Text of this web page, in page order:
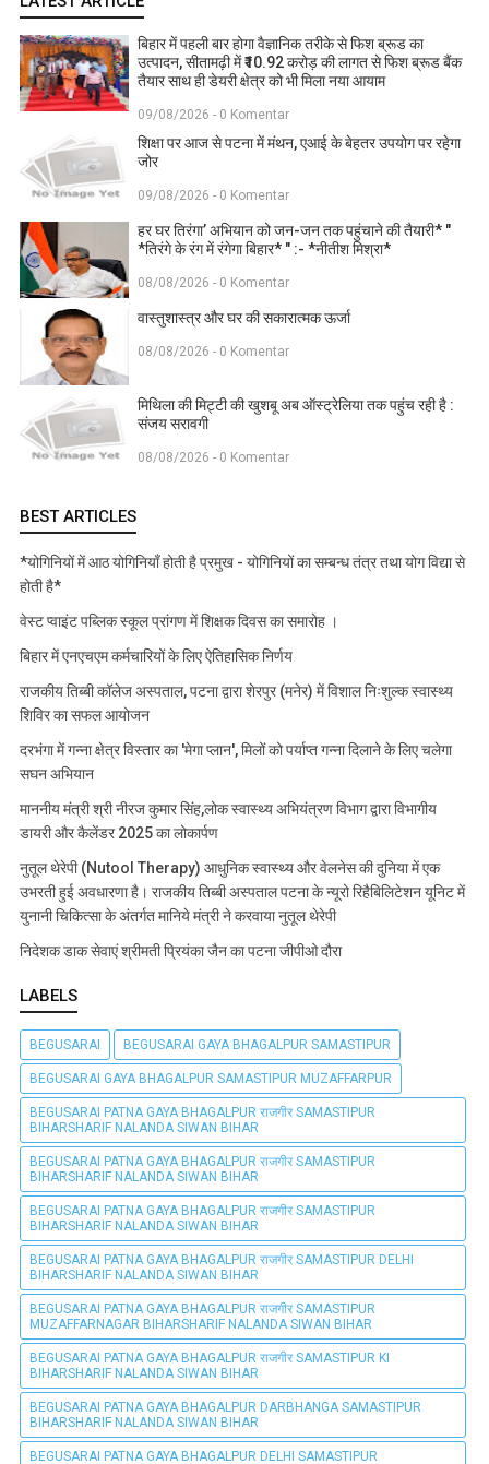
बिहार में पहली बार होगा वैज्ञानिक तरीके से फिश ब्रूड का
उत्पादन, सीतामढ़ी में ₹10.92 करोड़ की लागत से फिश ब्रूड बैंक
तैयार साथ ही डेयरी क्षेत्र को भी मिला नया आयाम
09/08/2026 - 0 Komentar
शिक्षा पर आज से पटना में मंथन, एआई के बेहतर उपयोग पर रहेगा
जोर
09/08/2026 - 0 Komentar
हर घर तिरंगा’ अभियान को जन-जन तक पहुंचाने की तैयारी* "
*तिरंगे के रंग में रंगेगा बिहार* " :- *नीतीश मिश्रा*
08/08/2026 - 0 Komentar
वास्तुशास्त्र और घर की सकारात्मक ऊर्जा
08/08/2026 - 0 Komentar
मिथिला की मिट्टी की खुशबू अब ऑस्ट्रेलिया तक पहुंच रही है :
संजय सरावगी
08/08/2026 - 0 Komentar
BEST ARTICLES
*योगिनियों में आठ योगिनियाँ होती है प्रमुख - योगिनियों का सम्बन्ध तंत्र तथा योग विद्या से
होती है*
वेस्ट प्वाइंट पब्लिक स्कूल प्रांगण में शिक्षक दिवस का समारोह ।
बिहार में एनएचएम कर्मचारियों के लिए ऐतिहासिक निर्णय
राजकीय तिब्बी कॉलेज अस्पताल, पटना द्वारा शेरपुर (मनेर) में विशाल निःशुल्क स्वास्थ्य
शिविर का सफल आयोजन
दरभंगा में गन्ना क्षेत्र विस्तार का 'मेगा प्लान', मिलों को पर्याप्त गन्ना दिलाने के लिए चलेगा
सघन अभियान
माननीय मंत्री श्री नीरज कुमार सिंह,लोक स्वास्थ्य अभियंत्रण विभाग द्वारा विभागीय
डायरी और कैलेंडर 2025 का लोकार्पण
नुतूल थेरेपी (Nutool Therapy) आधुनिक स्वास्थ्य और वेलनेस की दुनिया में एक
उभरती हुई अवधारणा है। राजकीय तिब्बी अस्पताल पटना के न्यूरो रिहैबिलिटेशन यूनिट में
युनानी चिकित्सा के अंतर्गत मानिये मंत्री ने करवाया नुतूल थेरेपी
निदेशक डाक सेवाएं श्रीमती प्रियंका जैन का पटना जीपीओ दौरा
LABELS
BEGUSARAI BEGUSARAI GAYA BHAGALPUR SAMASTIPUR
BEGUSARAI GAYA BHAGALPUR SAMASTIPUR MUZAFFARPUR
BEGUSARAI PATNA GAYA BHAGALPUR राजगीर SAMASTIPUR
BIHARSHARIF NALANDA SIWAN BIHAR
BEGUSARAI PATNA GAYA BHAGALPUR राजगीर SAMASTIPUR
BIHARSHARIF NALANDA SIWAN BIHAR
BEGUSARAI PATNA GAYA BHAGALPUR राजगीर SAMASTIPUR
BIHARSHARIF NALANDA SIWAN BIHAR
BEGUSARAI PATNA GAYA BHAGALPUR राजगीर SAMASTIPUR DELHI
BIHARSHARIF NALANDA SIWAN BIHAR
BEGUSARAI PATNA GAYA BHAGALPUR राजगीर SAMASTIPUR
MUZAFFARNAGAR BIHARSHARIF NALANDA SIWAN BIHAR
BEGUSARAI PATNA GAYA BHAGALPUR राजगीर SAMASTIPUR KI
BIHARSHARIF NALANDA SIWAN BIHAR
BEGUSARAI PATNA GAYA BHAGALPUR DARBHANGA SAMASTIPUR
BIHARSHARIF NALANDA SIWAN BIHAR
BEGUSARAI PATNA GAYA BHAGALPUR DELHI SAMASTIPUR